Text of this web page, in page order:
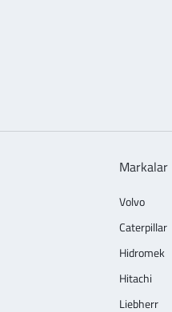
Markalar
Volvo
Caterpillar
Hidromek
Hitachi
Liebherr